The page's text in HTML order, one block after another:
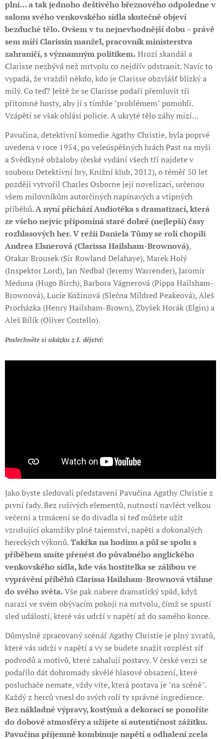
plní… a tak jednoho deštivého březnového odpoledne v
salonu svého venkovského sídla skutečně objeví
bezduché tělo. Ovšem v tu nejnevhodnější dobu – právě
sem míří Clarissin manžel, pracovník ministerstva
zahraničí, s významným politikem. Hrozí skandál a
Clarisse nezbývá než mrtvolu co nejdřív odstranit. Navíc to
vypadá, že vraždil někdo, kdo je Clarisse obzvlášť blízký a
milý. Co teď? Ještě že se Clarisse podaří přemluvit tři
přítomné hosty, aby jí s tímhle "problémem" pomohli.
Vzápětí se však ohlásí policie. A ukryté tělo záhy mizí…
Pavučina, detektivní komedie Agathy Christie, byla poprvé
uvedena v roce 1954, po veleúspěšných hrách Past na myši
a Svědkyně obžaloby (české vydání všech tří najdete v
souboru Detektivní hry, Knižní klub, 2012), o téměř 50 let
později vytvořil Charles Osborne její novelizaci, určenou
všem milovníkům autorčiných napínavých a vtipných
příběhů.A nyní přichází Audiotéka s dramatizací, která
ze všeho nejvíc připomíná staré dobré (nejlepší) časy
rozhlasových her. V režii Daniela Tůmy se rolí chopili
Andrea Elsnerová (Clarissa Hailsham-Brownová),
Otakar Brousek (Sir Rowland Delahaye), Marek Holý
(Inspektor Lord), Jan Nedbal (Jeremy Warrender), Jaromír
Meduna (Hugo Birch), Barbora Vágnerová (Pippa Hailsham-
Brownová), Lucie Kožinová (Slečna Mildred Peakeová), Aleš
Procházka (Henry Hailsham-Brown), Zbyšek Horák (Elgin) a
Aleš Bílík (Oliver Costello).
Poslechněte si ukázku z I. dějství:
Jako byste sledovali představení Pavučina Agathy Christie z
první řady. Bez rušivých elementů, nutnosti navléct velkou
večerní a trmácení se do divadla si teď můžete užít
vzrušující okamžiky plné tajemství, napětí a dokonalých
hereckých výkonů.Takřka na hodinu a půl se spolu s
příběhem smíte přenést do půvabného anglického
venkovského sídla, kde vás hostitelka se zálibou ve
vyprávění příběhů Clarissa Hailsham-Brownová vtáhne
do svého světa.Vše pak nabere dramatický spád, když
narazí ve svém obývacím pokoji na mrtvolu, čímž se spustí
sled událostí, které vás udrží v napětí až do samého konce.
Důmyslně zpracovaný scénář Agathy Christie je plný zvratů,
které vás udrží v napětí a vy se budete snažit rozplést síť
podvodů a motivů, které zahalují postavy. V české verzi se
podařilo dát dohromady skvělé hlasové obsazení, které
posluchače nemate, vždy víte, která postava je "na scéně".
Každý z herců vnesl do svých rolí ty správné ingredience.
Bez nákladné výpravy, kostýmů a dekorací se ponoříte
do dobové atmosféry a užijete si autentičnost zážitku.
Pavučina příjemně kombinuje napětí a odhalení zcela